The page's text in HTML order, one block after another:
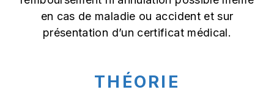
en cas de maladie ou accident et sur
présentation d’un certificat médical.
THÉORIE